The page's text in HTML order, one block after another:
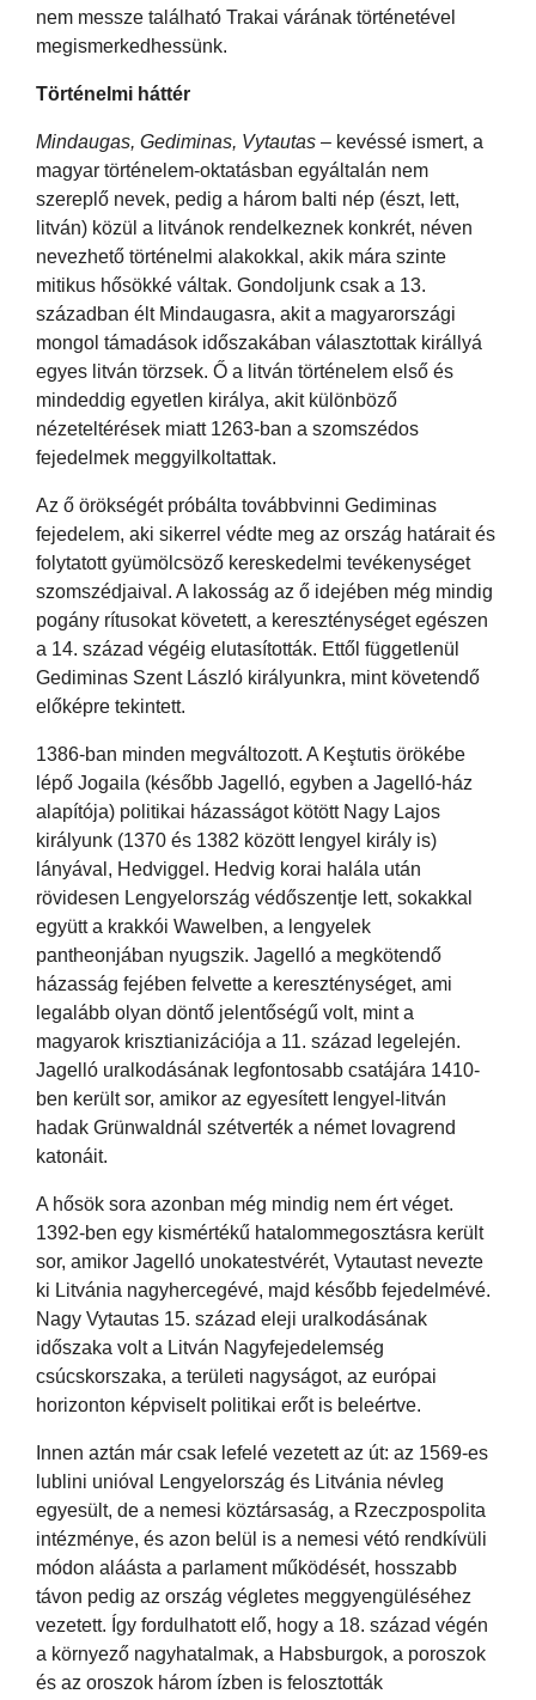
nem messze található Trakai várának történetével
megismerkedhessünk.
Történelmi háttér
Mindaugas, Gediminas, Vytautas – kevéssé ismert, a
magyar történelem-oktatásban egyáltalán nem
szereplő nevek, pedig a három balti nép (észt, lett,
litván) közül a litvánok rendelkeznek konkrét, néven
nevezhető történelmi alakokkal, akik mára szinte
mitikus hősökké váltak. Gondoljunk csak a 13.
században élt Mindaugasra, akit a magyarországi
mongol támadások időszakában választottak királlyá
egyes litván törzsek. Ő a litván történelem első és
mindeddig egyetlen királya, akit különböző
nézeteltérések miatt 1263-ban a szomszédos
fejedelmek meggyilkoltattak.
Az ő örökségét próbálta továbbvinni Gediminas
fejedelem, aki sikerrel védte meg az ország határait és
folytatott gyümölcsöző kereskedelmi tevékenységet
szomszédjaival. A lakosság az ő idejében még mindig
pogány rítusokat követett, a kereszténységet egészen
a 14. század végéig elutasították. Ettől függetlenül
Gediminas Szent László királyunkra, mint követendő
előképre tekintett.
1386-ban minden megváltozott. A Keştutis örökébe
lépő Jogaila (később Jagelló, egyben a Jagelló-ház
alapítója) politikai házasságot kötött Nagy Lajos
királyunk (1370 és 1382 között lengyel király is)
lányával, Hedviggel. Hedvig korai halála után
rövidesen Lengyelország védőszentje lett, sokakkal
együtt a krakkói Wawelben, a lengyelek
pantheonjában nyugszik. Jagelló a megkötendő
házasság fejében felvette a kereszténységet, ami
legalább olyan döntő jelentőségű volt, mint a
magyarok krisztianizációja a 11. század legelején.
Jagelló uralkodásának legfontosabb csatájára 1410-
ben került sor, amikor az egyesített lengyel-litván
hadak Grünwaldnál szétverték a német lovagrend
katonáit.
A hősök sora azonban még mindig nem ért véget.
1392-ben egy kismértékű hatalommegosztásra került
sor, amikor Jagelló unokatestvérét, Vytautast nevezte
ki Litvánia nagyhercegévé, majd később fejedelmévé.
Nagy Vytautas 15. század eleji uralkodásának
időszaka volt a Litván Nagyfejedelemség
csúcskorszaka, a területi nagyságot, az európai
horizonton képviselt politikai erőt is beleértve.
Innen aztán már csak lefelé vezetett az út: az 1569-es
lublini unióval Lengyelország és Litvánia névleg
egyesült, de a nemesi köztársaság, a Rzeczpospolita
intézménye, és azon belül is a nemesi vétó rendkívüli
módon aláásta a parlament működését, hosszabb
távon pedig az ország végletes meggyengüléséhez
vezetett. Így fordulhatott elő, hogy a 18. század végén
a környező nagyhatalmak, a Habsburgok, a poroszok
és az oroszok három ízben is felosztották